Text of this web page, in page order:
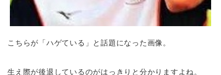
こちらが「ハゲている」と話題になった画像。
生え際が後退しているのがはっきりと分かりますよね。